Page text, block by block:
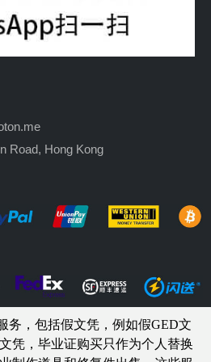
Road, Hong Kong
务，包括假文凭，例如假GED文
凭， 毕业证购买只作为个人替换